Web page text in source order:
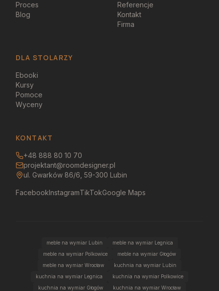
Proces
Blog
Referencje
Kontakt
Firma
DLA STOLARZY
Ebooki
Kursy
Pomoce
Wyceny
KONTAKT
+48 888 80 10 70
projektant@roomdesigner.pl
ul. Gwarków 86/6, 59-300 Lubin
FacebookInstagramTikTokGoogle Maps
meble na wymiar Lubin
meble na wymiar Legnica
meble na wymiar Polkowice
meble na wymiar Głogów
meble na wymiar Wrocław
kuchnia na wymiar Lubin
kuchnia na wymiar Legnica
kuchnia na wymiar Polkowice
kuchnia na wymiar Głogów
kuchnia na wymiar Wrocław